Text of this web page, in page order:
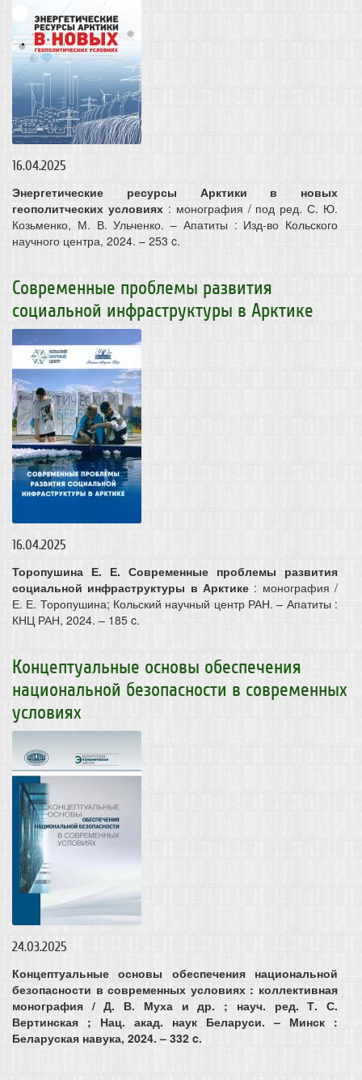
16.04.2025
Энергетические ресурсы Арктики в новых
геополитческих условиях: монография / под ред. С. Ю.
Козьменко, М. В. Ульченко. – Апатиты : Изд-во Кольского
научного центра, 2024. – 253 c.
Современные проблемы развития
социальной инфраструктуры в Арктике
16.04.2025
Торопушина Е. Е. Современные проблемы развития
социальной инфраструктуры в Арктике : монография /
Е. Е. Торопушина; Кольский научный центр РАН. – Апатиты :
КНЦ РАН, 2024. – 185 c.
Концептуальные основы обеспечения
национальной безопасности в современных
условиях
24.03.2025
Концептуальные основы обеспечения национальной
безопасности в современных условиях: коллективная
монография / Д. В. Муха и др. ; науч. ред. Т. С.
Вертинская ; Нац. акад. наук Беларуси. – Минск :
Беларуская навука, 2024. – 332 c.